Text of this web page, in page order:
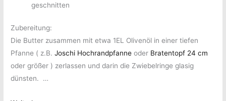
geschnitten
Zubereitung:
Die Butter zusammen mit etwa 1EL Olivenöl in einer tiefen
Pfanne ( z.B.Joschi Hochrandpfanne oder Bratentopf 24 cm
oder größer ) zerlassen und darin die Zwiebelringe glasig
dünsten. …